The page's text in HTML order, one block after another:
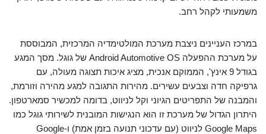
משמעותי לקהל רחב.
במרכז העניינים ניצבת מערכת המולטימדיה המרכזית, המבוססת
על מערכת ההפעלה Android Automotive OS של גוגל. מסך המגע
בגודל 9 אינץ', הממוקם אנכית, מציג איכות תצוגה מעולה, עם
גרפיקה חדה וצבעים עשירים. מהירות התגובה למגע מהירה וזורמת,
והמבנה של התפריטים הגיוני וקל לניווט, בדומה למכשיר סמארטפון.
היתרון הגדול של מערכת זו הוא הנגישות המובנית לשירותי גוגל כמו
Google Maps לניווט (עם עדכוני תנועה בזמן אמת) ו-Google